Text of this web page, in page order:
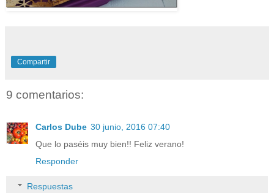
Compartir
9 comentarios:
Carlos Dube 30 junio, 2016 07:40
Que lo paséis muy bien!! Feliz verano!
Responder
Respuestas